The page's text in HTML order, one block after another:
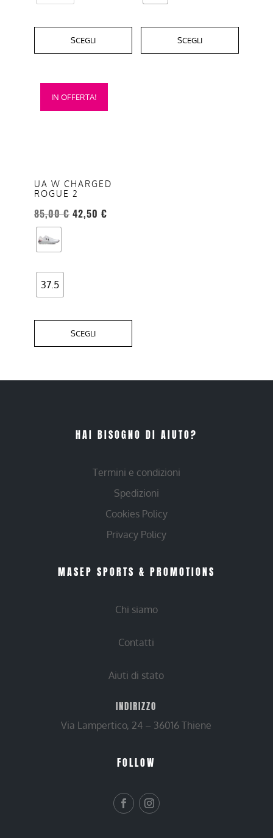
SCEGLI SCEGLI
IN OFFERTA!
UA W CHARGED
ROGUE 2
85,00€ 42,50 €
37.5
SCEGLI
Questo
prodotto
opzioni
possono
essere
scelte
nella
del
prodotto
HAI BISOGNO DI AIUTO?
Termini e condizioni
Spedizioni
Cookies Policy
Privacy Policy
MASEP SPORTS & PROMOTIONS
Chi siamo
Contatti
Aiuti di stato
INDIRIZZO
Via Lampertico, 24 – 36016 Thiene
FOLLOW